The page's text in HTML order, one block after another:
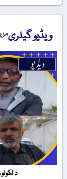
ویڈیو گیلری
د